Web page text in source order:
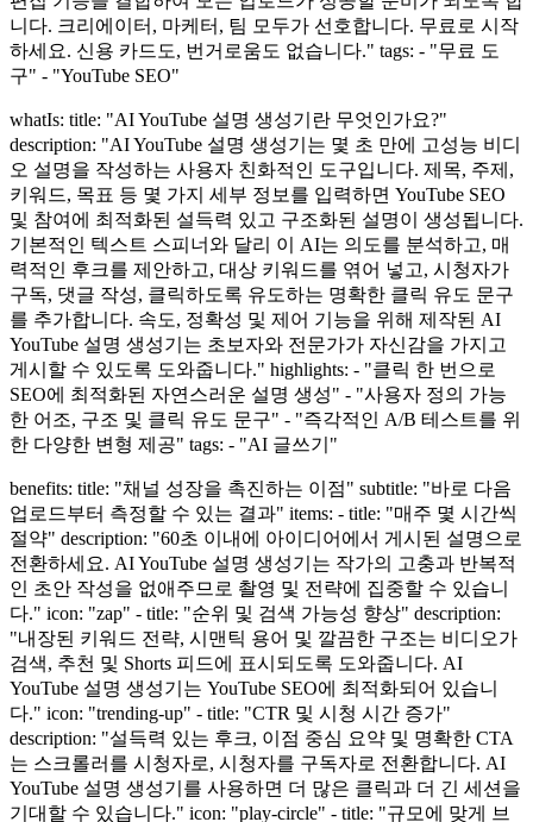
니다. 크리에이터, 마케터, 팀 모두가 선호합니다. 무료로 시작
하세요. 신용 카드도, 번거로움도 없습니다." tags: - "무료 도
구" - "YouTube SEO"
whatIs: title: "AI YouTube 설명 생성기란 무엇인가요?"
description: "AI YouTube 설명 생성기는 몇 초 만에 고성능 비디
오 설명을 작성하는 사용자 친화적인 도구입니다. 제목, 주제,
키워드, 목표 등 몇 가지 세부 정보를 입력하면 YouTube SEO
및 참여에 최적화된 설득력 있고 구조화된 설명이 생성됩니다.
기본적인 텍스트 스피너와 달리 이 AI는 의도를 분석하고, 매
력적인 후크를 제안하고, 대상 키워드를 엮어 넣고, 시청자가
구독, 댓글 작성, 클릭하도록 유도하는 명확한 클릭 유도 문구
를 추가합니다. 속도, 정확성 및 제어 기능을 위해 제작된 AI
YouTube 설명 생성기는 초보자와 전문가가 자신감을 가지고
게시할 수 있도록 도와줍니다." highlights: - "클릭 한 번으로
SEO에 최적화된 자연스러운 설명 생성" - "사용자 정의 가능
한 어조, 구조 및 클릭 유도 문구" - "즉각적인 A/B 테스트를 위
한 다양한 변형 제공" tags: - "AI 글쓰기"
benefits: title: "채널 성장을 촉진하는 이점" subtitle: "바로 다음
업로드부터 측정할 수 있는 결과" items: - title: "매주 몇 시간씩
절약" description: "60초 이내에 아이디어에서 게시된 설명으로
전환하세요. AI YouTube 설명 생성기는 작가의 고충과 반복적
인 초안 작성을 없애주므로 촬영 및 전략에 집중할 수 있습니
다." icon: "zap" - title: "순위 및 검색 가능성 향상" description:
"내장된 키워드 전략, 시맨틱 용어 및 깔끔한 구조는 비디오가
검색, 추천 및 Shorts 피드에 표시되도록 도와줍니다. AI
YouTube 설명 생성기는 YouTube SEO에 최적화되어 있습니
다." icon: "trending-up" - title: "CTR 및 시청 시간 증가"
description: "설득력 있는 후크, 이점 중심 요약 및 명확한 CTA
는 스크롤러를 시청자로, 시청자를 구독자로 전환합니다. AI
YouTube 설명 생성기를 사용하면 더 많은 클릭과 더 긴 세션을
기대할 수 있습니다." icon: "play-circle" - title: "규모에 맞게 브